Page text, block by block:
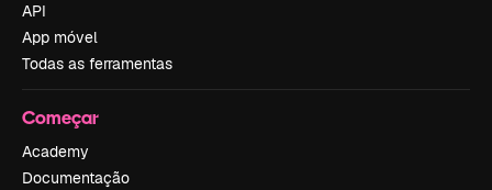
API
App móvel
Todas as ferramentas
Começar
Academy
Documentação